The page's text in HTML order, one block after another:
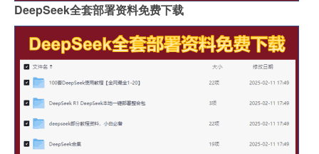
DeepSeek全套部署资料免费下载